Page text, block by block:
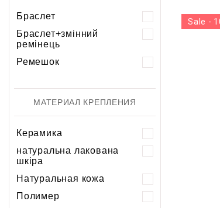
Браслет
Браслет+змінний
ремінець
Ремешок
МАТЕРИАЛ КРЕПЛЕНИЯ
Керамика
натуральна лакована
шкіра
Натуральная кожа
Полимер
Sale -